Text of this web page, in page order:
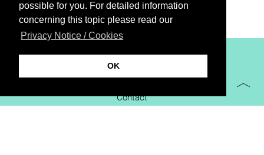
possible for you. For detailed information
concerning this topic please read our
Privacy Notice / Cookies
OK
XiBIT Infoguide 2021
Contact